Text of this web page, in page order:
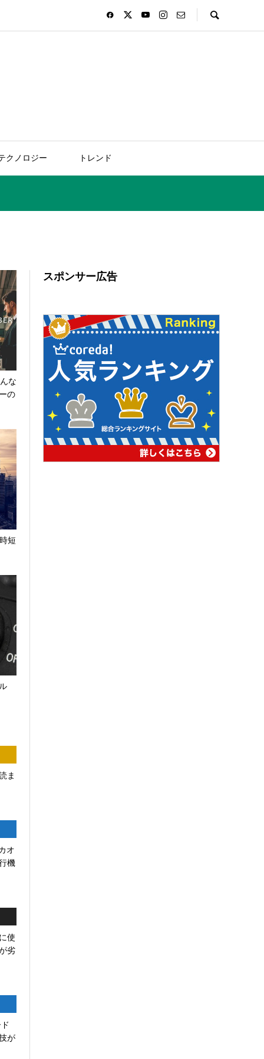
クノロジー トレンド
な
の
短
ま
オ
機
使
劣
が
スポンサー広告